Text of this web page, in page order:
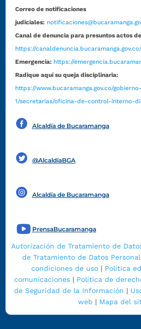
Correo de notificaciones
judiciales:
Canal de denuncia para presuntos actos
https://canaldenuncia.bucaramanga.gov.co/
Emergencia: https://
Radique aquí su queja disciplinaria:
https://www.bucaramanga.gov.co/
1/secretarias/oficina-de-control-interno-
Alcaldía de Bucaramanga
@AlcaldíaBGA
Alcaldía de Bucaramanga
PrensaBucaramanga
Autorización de Tratamiento de
de Tratamiento de Datos
condiciones de uso | Política
comunicaciones| Política de
de Seguridad de la Información |
web | Mapa del